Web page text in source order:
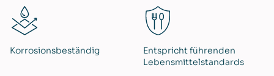
Korrosionsbeständig
Entspricht führenden
Lebensmittelstandards